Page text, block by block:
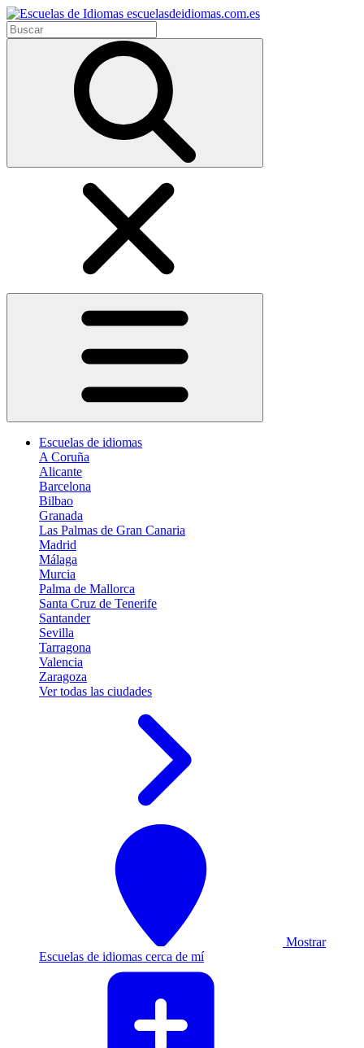
escuelasdeidiomas.com.es
Escuelas de idiomas
A Coruña
Alicante
Barcelona
Bilbao
Granada
Las Palmas de Gran Canaria
Madrid
Málaga
Murcia
Palma de Mallorca
Santa Cruz de Tenerife
Santander
Sevilla
Tarragona
Valencia
Zaragoza
Ver todas las ciudades
Mostrar
Escuelas de idiomas cerca de mí